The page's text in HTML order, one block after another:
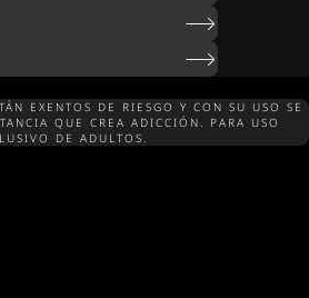
EXENTOS DE RIESGO Y CON SU USO SE
QUE CREA ADICCIÓN. PARA USO
DE ADULTOS.